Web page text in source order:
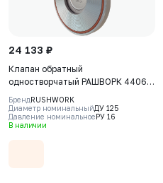
24 133 ₽
Клапан обратный
одностворчатый РАШВОРК 4406,
DN125, PN16, корпус - CF8M, диск
- CF8М, уплотнение - Viton (FKM),
М/Ф
БрендRUSHWORK
Диаметр номинальныйДУ 125
Давление номинальноеРУ 16
В наличии